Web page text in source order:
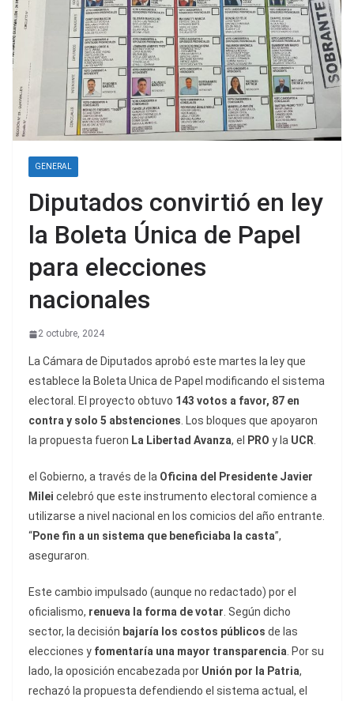
GENERAL
Diputados convirtió en ley
la Boleta Única de Papel
para elecciones
nacionales
2 octubre, 2024
La Cámara de Diputados aprobó este martes la ley que
establece la Boleta Unica de Papel modificando el sistema
electoral. El proyecto obtuvo 143 votos a favor, 87 en
contra y solo 5 abstenciones . Los bloques que apoyaron
la propuesta fueron La Libertad Avanza, el PRO y la UCR
el Gobierno, a través de la Oficina del Presidente Javier
Milei celebró que este instrumento electoral comience a
utilizarse a nivel nacional en los comicios del año entrante.
“Pone fin a un sistema que beneficiaba la casta”,
aseguraron.
Este cambio impulsado (aunque no redactado) por el
oficialismo, renueva la forma de votar . Según dicho
sector, la decisión bajaría los costos públicos de las
elecciones y fomentaría una mayor transparencia . Por su
lado, la oposición encabezada por Unión por la Patria,
rechazó la propuesta defendiendo el sistema actual, el